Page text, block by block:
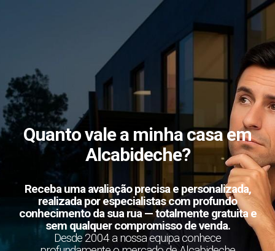
Quanto vale a minha casa em
Alcabideche?
Receba uma avaliação precisa e personalizada,
realizada por especialistas com profundo
conhecimento da sua rua — totalmente gratuita e
sem qualquer compromisso de venda.
Desde 2004 a nossa equipa conhece